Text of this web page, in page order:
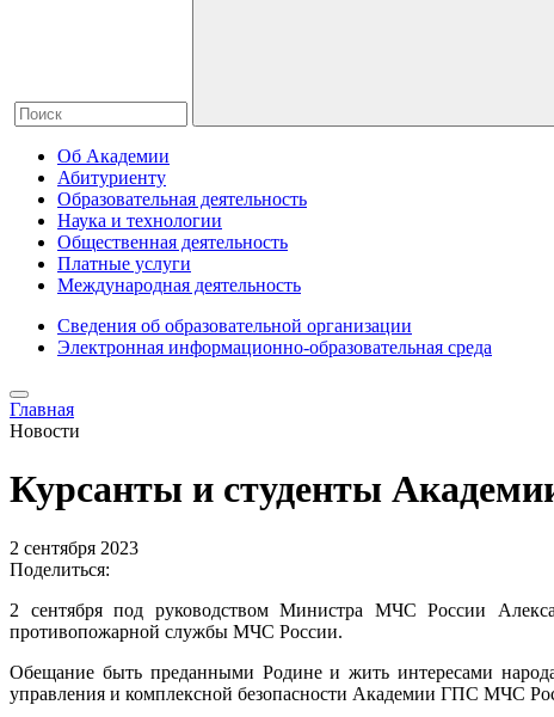
Об Академии
Абитуриенту
Образовательная деятельность
Наука и технологии
Общественная деятельность
Платные услуги
Международная деятельность
Сведения об образовательной организации
Электронная информационно-образовательная среда
Главная
Новости
Курсанты и студенты
2 сентября 2023
Поделиться:
2 сентября под руководством Министра МЧС России
противопожарной службы МЧС России.
Обещание быть преданными Родине и жить интересами народа
управления и комплексной безопасности Академии ГПС МЧС